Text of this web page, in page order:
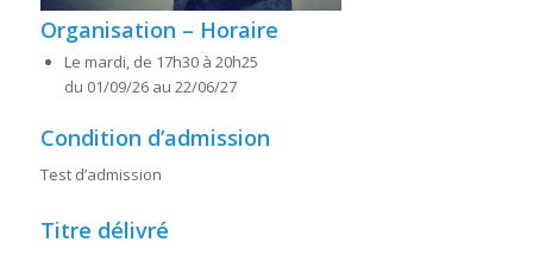
Organisation – Horaire
Le mardi, de 17h30 à 20h25
du 01/09/26 au 22/06/27
Condition d’admission
Test d’admission
Titre délivré